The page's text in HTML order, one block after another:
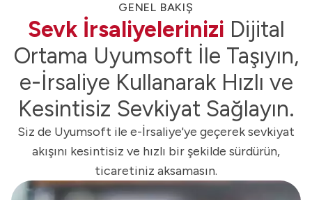
GENEL BAKIŞ
Sevk İrsaliyelerinizi Dijital
Ortama Uyumsoft İle Taşıyın,
e-İrsaliye Kullanarak Hızlı ve
Kesintisiz Sevkiyat Sağlayın.
Siz de Uyumsoft ile e-İrsaliye'ye geçerek sevkiyat
akışını kesintisiz ve hızlı bir şekilde sürdürün,
ticaretiniz aksamasın.